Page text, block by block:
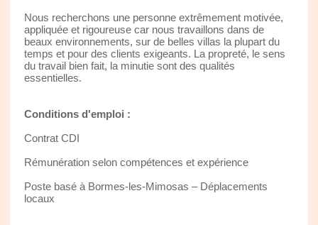
Nous recherchons une personne extrêmement motivée,
appliquée et rigoureuse car nous travaillons dans de
beaux environnements, sur de belles villas la plupart du
temps et pour des clients exigeants. La propreté, le sens
du travail bien fait, la minutie sont des qualités
essentielles.
Conditions d'emploi :
Contrat CDI
Rémunération selon compétences et expérience
Poste basé à Bormes-les-Mimosas – Déplacements
locaux